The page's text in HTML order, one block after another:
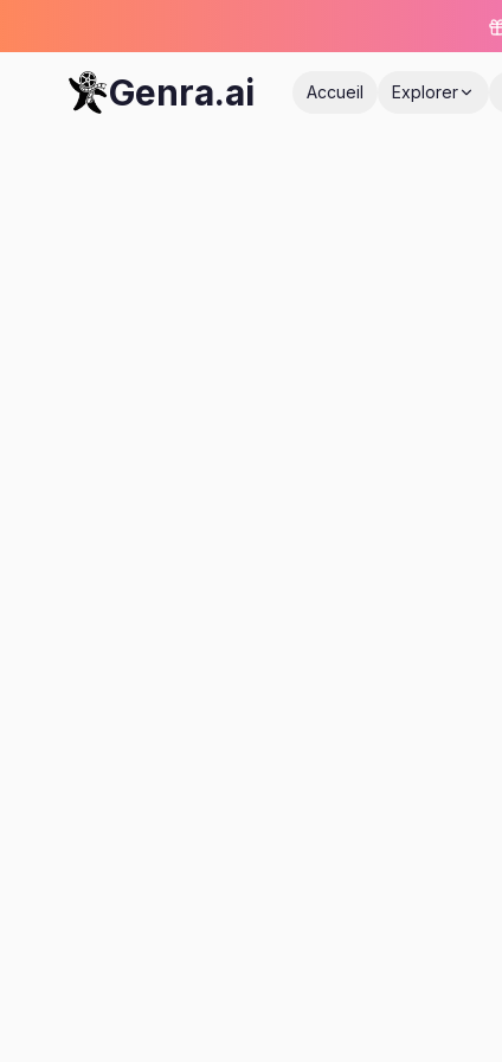
Genra.ai Accueil Explorer